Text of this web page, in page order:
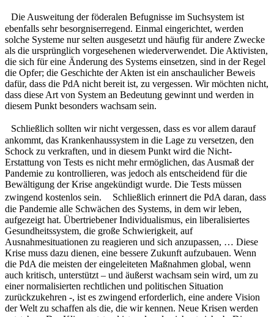
Die Ausweitung der föderalen Befugnisse im Suchsystem ist
ebenfalls sehr besorgniserregend. Einmal eingerichtet, werden
solche Systeme nur selten ausgesetzt und häufig für andere Zwecke
als die ursprünglich vorgesehenen wiederverwendet. Die Aktivisten,
die sich für eine Änderung des Systems einsetzen, sind in der Regel
die Opfer; die Geschichte der Akten ist ein anschaulicher Beweis
dafür, dass die PdA nicht bereit ist, zu vergessen. Wir möchten nicht,
dass diese Art von System an Bedeutung gewinnt und werden in
diesem Punkt besonders wachsam sein.
Schließlich sollten wir nicht vergessen, dass es vor allem darauf
ankommt, das Krankenhaussystem in die Lage zu versetzen, den
Schock zu verkraften, und in diesem Punkt wird die Nicht-
Erstattung von Tests es nicht mehr ermöglichen, das Ausmaß der
Pandemie zu kontrollieren, was jedoch als entscheidend für die
Bewältigung der Krise angekündigt wurde. Die Tests müssen
zwingend kostenlos sein. Schließlich erinnert die PdA daran, dass
die Pandemie alle Schwächen des Systems, in dem wir leben,
aufgezeigt hat. Übertriebener Individualismus, ein liberalisiertes
Gesundheitssystem, die große Schwierigkeit, auf
Ausnahmesituationen zu reagieren und sich anzupassen, … Diese
Krise muss dazu dienen, eine bessere Zukunft aufzubauen. Wenn
die PdA die meisten der eingeleiteten Maßnahmen global, wenn
auch kritisch, unterstützt – und äußerst wachsam sein wird, um zu
einer normalisierten rechtlichen und politischen Situation
zurückzukehren -, ist es zwingend erforderlich, eine andere Vision
der Welt zu schaffen als die, die wir kennen. Neue Krisen werden